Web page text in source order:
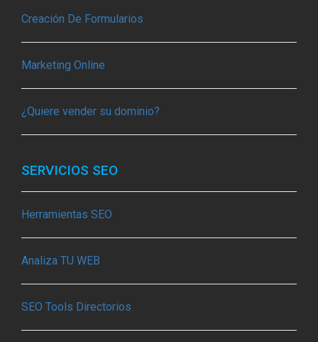
Creación De Formularios
Marketing Online
¿Quiere vender su dominio?
SERVICIOS SEO
Herramientas SEO
Analiza TU WEB
SEO Tools Directorios